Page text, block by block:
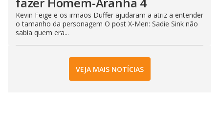
Kevin Feige e os irmãos Duffer ajudaram a atriz a entender
o tamanho da personagem O post X-Men: Sadie Sink não
sabia quem era...
VEJA MAIS NOTÍCIAS